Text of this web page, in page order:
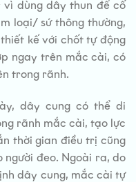
dùng dây thun để cố
loại/ sứ thông thường,
kế với chốt tự động
ngay trên mắc cài, có
trong rãnh.
dây cung có thể di
rãnh mắc cài, tạo lực
thời gian điều trị cũng
người đeo. Ngoài ra, do
dây cung, mắc cài tự